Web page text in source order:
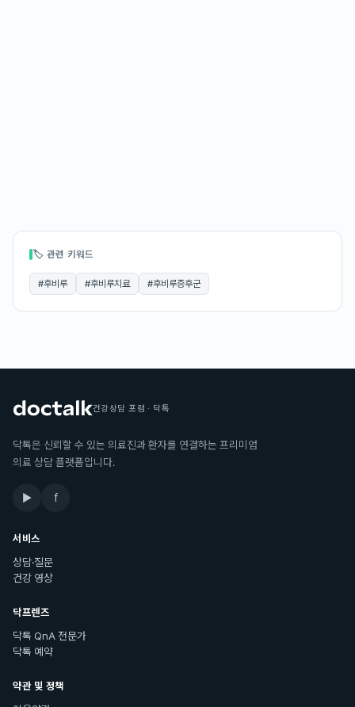
🏷 관련 키워드
#후비루 #후비루치료 #후비루증후군
건강상담 포럼 · 닥톡
닥톡은 신뢰할 수 있는 의료진과 환자를 연결하는 프리미엄
의료 상담 플랫폼입니다.
▶ f
서비스
상담·질문
건강 영상
닥프렌즈
닥톡 QnA 전문가
닥톡 예약
약관 및 정책